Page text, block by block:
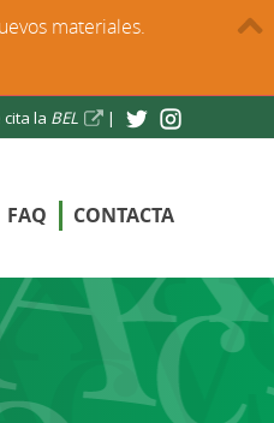
cita la BEL |
FAQ CONTACTA
materiales.